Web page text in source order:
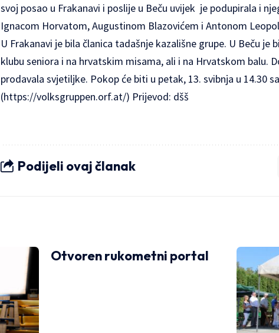
svoj posao u Frakanavi i poslije u Beču uvijek je podupirala i
Ignacom Horvatom, Augustinom Blazovićem i Antonom
U Frakanavi je bila članica tadašnje kazališne grupe. U Beču
klubu seniora i na hrvatskim misama, ali i na Hrvatskom balu.
prodavala svjetiljke. Pokop će biti u petak, 13. svibnja u 14.30
(https://volksgruppen.orf.at/) Prijevod: dšš
Podijeli ovaj članak
Otvoren rukometni portal